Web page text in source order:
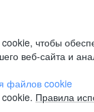
чтобы
веб-сайта и
файлов cookie
Правила